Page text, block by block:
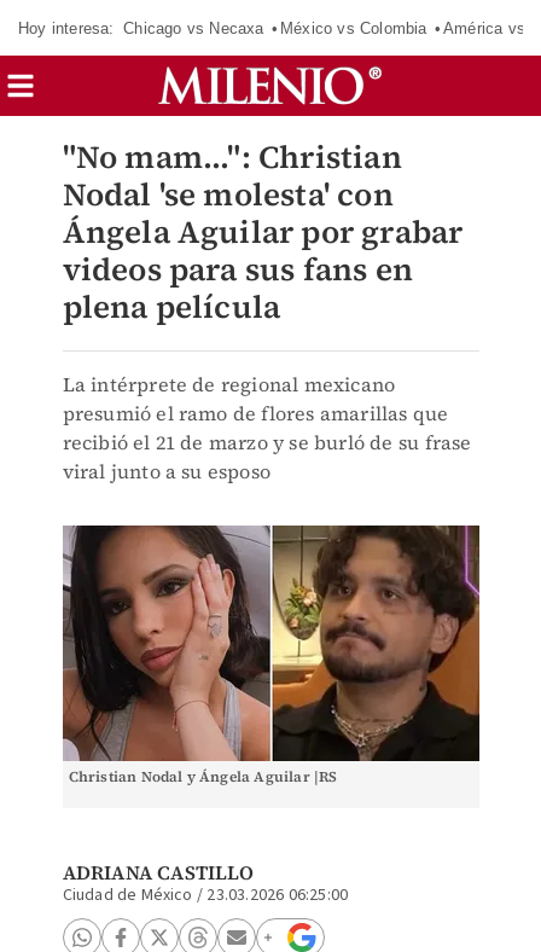
Hoy interesa: Chicago vs Necaxa México vs Colombia América vs
"No mam...": Christian
Nodal 'se molesta' con
Ángela Aguilar por grabar
videos para sus fans en
plena película
La intérprete de regional mexicano
presumió el ramo de flores amarillas que
recibió el 21 de marzo y se burló de su frase
viral junto a su esposo
Christian Nodal y Ángela Aguilar |RS
ADRIANA CASTILLO
Ciudad de México / 23.03.2026 06:25:00